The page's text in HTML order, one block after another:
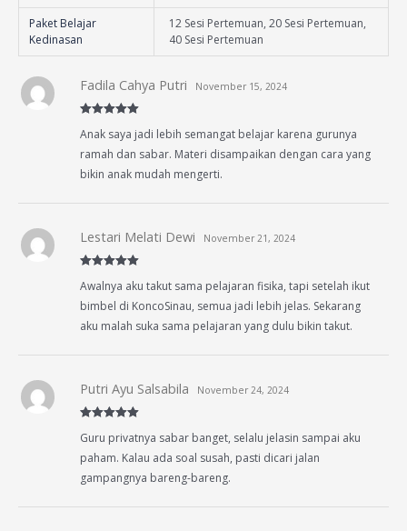
Paket Belajar
Kedinasan
12 Sesi Pertemuan, 20 Sesi Pertemuan,
40 Sesi Pertemuan
of 5
Fadila Cahya Putri November 15, 2024
Anak saya jadi lebih semangat belajar karena gurunya
ramah dan sabar. Materi disampaikan dengan cara yang
bikin anak mudah mengerti.
of 5
Lestari Melati Dewi November 21, 2024
Awalnya aku takut sama pelajaran fisika, tapi setelah ikut
bimbel di KoncoSinau, semua jadi lebih jelas. Sekarang
aku malah suka sama pelajaran yang dulu bikin takut.
of 5
Putri Ayu Salsabila November 24, 2024
Guru privatnya sabar banget, selalu jelasin sampai aku
paham. Kalau ada soal susah, pasti dicari jalan
gampangnya bareng-bareng.